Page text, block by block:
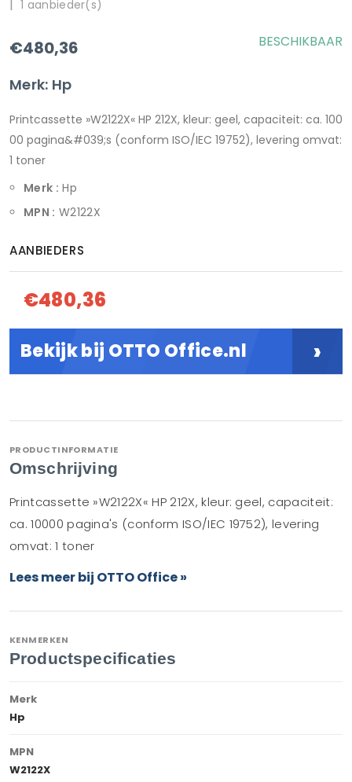
| 1 aanbieder(s)
€480,36
Merk: Hp
BESCHIKBAAR
Printcassette »W2122X« HP 212X, kleur: geel, capaciteit: ca. 100
00 pagina&#039;s (conform ISO/IEC 19752), levering omvat:
1 toner
Merk : Hp
MPN : W2122X
AANBIEDERS
€480,36
Bekijk bij OTTO Office.nl ›
PRODUCTINFORMATIE
Omschrijving
Printcassette »W2122X« HP 212X, kleur: geel, capaciteit:
ca. 10000 pagina's (conform ISO/IEC 19752), levering
omvat: 1 toner
Lees meer bij OTTO Office »
KENMERKEN
Productspecificaties
Merk
Hp
MPN
W2122X